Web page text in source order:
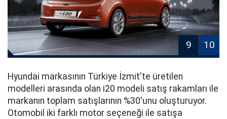
9 10
Hyundai markasının Türkiye İzmit'te üretilen
modelleri arasında olan i20 modeli satış rakamları ile
markanın toplam satışlarının %30'unu oluşturuyor.
Otomobil iki farklı motor seçeneği ile satışa